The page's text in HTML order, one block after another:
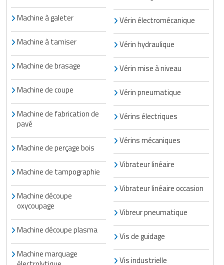
Machine à galeter
Machine à tamiser
Machine de brasage
Machine de coupe
Machine de fabrication de
pavé
Machine de perçage bois
Machine de tampographie
Machine découpe
oxycoupage
Machine découpe plasma
Machine marquage
Vérin électromécanique
Vérin hydraulique
Vérin mise à niveau
Vérin pneumatique
Vérins électriques
Vérins mécaniques
Vibrateur linéaire
Vibrateur linéaire occasion
Vibreur pneumatique
Vis de guidage
Vis industrielle